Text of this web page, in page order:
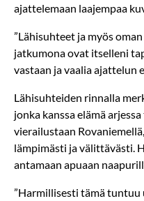
ajattelemaan laajempaa
”Lähisuhteet ja myös
jatkumona ovat itselleni
vastaan ja vaalia ajattelun
Lähisuhteiden rinnalla
jonka kanssa elämä
vierailustaan
lämpimästi ja välittävästi.
antamaan apuaan
”Harmillisesti tämä tuntuu